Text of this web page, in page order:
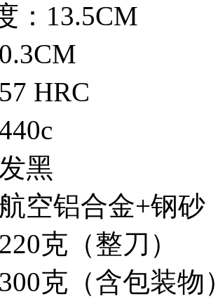
：13.5CM
HRC
黑
空铝合金+钢砂
克（整刀）
克（含包装物